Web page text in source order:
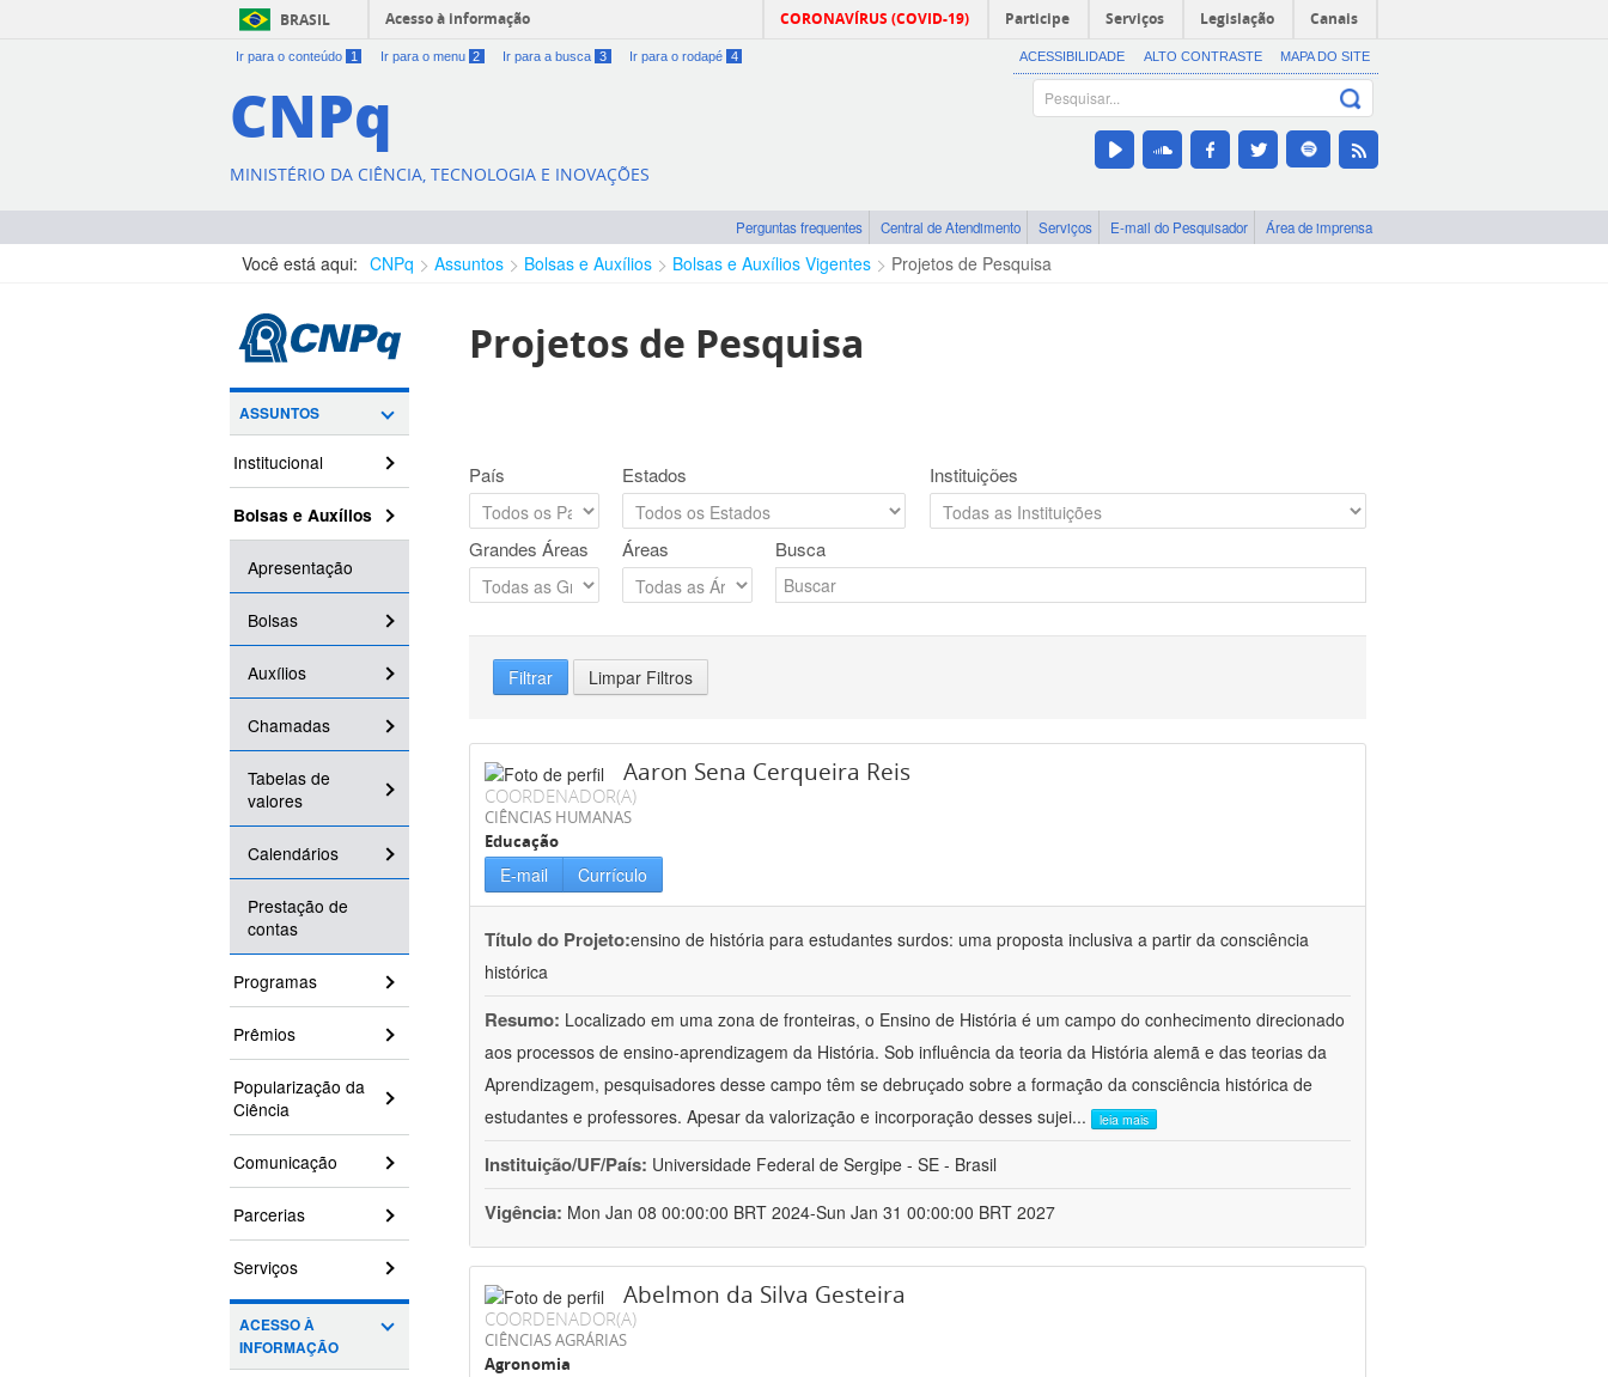
BRASIL Acesso à informação CORONAVÍRUS (COVID-19) Participe Serviços Legislação Canais
Ir para o conteúdo 1 Ir para o menu 2 Ir para a busca 3 Ir para o rodapé 4 ACESSIBILIDADE ALTO CONTRASTE MAPA DO SITE
CNPq
MINISTÉRIO DA CIÊNCIA, TECNOLOGIA E INOVAÇÕES
Perguntas frequentes Central de Atendimento Serviços E-mail do Pesquisador Área de imprensa
Você está aqui: CNPq Assuntos Bolsas e Auxílios Bolsas e Auxílios Vigentes Projetos de Pesquisa
ASSUNTOS
Institucional
Bolsas e Auxílios
Apresentação
Bolsas
Auxílios
Chamadas
Tabelas de
valores
Calendários
Prestação de
contas
Programas
Prêmios
Popularização da
Ciência
Comunicação
Parcerias
Serviços
ACESSO À
INFORMAÇÃO
Projetos de Pesquisa
País Estados Instituições
Grandes Áreas Áreas Busca
Filtrar Limpar Filtros
Aaron Sena Cerqueira Reis
COORDENADOR(A)
CIÊNCIAS HUMANAS
Educação
E-mail Currículo
Título do Projeto:ensino de história para estudantes surdos: uma proposta inclusiva a partir da consciência
histórica
Resumo: Localizado em uma zona de fronteiras, o Ensino de História é um campo do conhecimento direcionado
aos processos de ensino-aprendizagem da História. Sob influência da teoria da História alemã e das teorias da
Aprendizagem, pesquisadores desse campo têm se debruçado sobre a formação da consciência histórica de
estudantes e professores. Apesar da valorização e incorporação desses sujei... leia mais
Instituição/UF/País: Universidade Federal de Sergipe - SE - Brasil
Vigência: Mon Jan 08 00:00:00 BRT 2024-Sun Jan 31 00:00:00 BRT 2027
Abelmon da Silva Gesteira
COORDENADOR(A)
CIÊNCIAS AGRÁRIAS
Agronomia